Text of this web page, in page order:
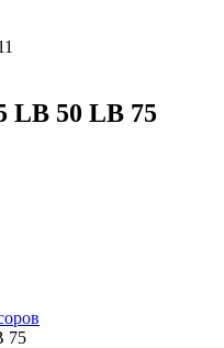
LB 50 LB 75
75